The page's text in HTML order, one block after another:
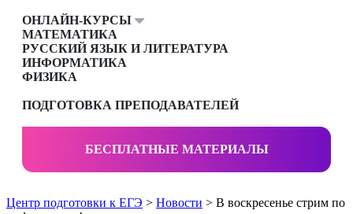
ОНЛАЙН-КУРСЫ
МАТЕМАТИКА
РУССКИЙ ЯЗЫК И ЛИТЕРАТУРА
ИНФОРМАТИКА
ФИЗИКА
ПОДГОТОВКА ПРЕПОДАВАТЕЛЕЙ
БЕСПЛАТНЫЕ МАТЕРИАЛЫ
Центр подготовки к ЕГЭ > Новости > В воскресенье стрим по